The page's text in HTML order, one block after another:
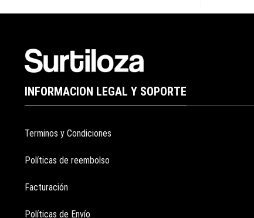
INFORMACION LEGAL Y SOPORTE
Terminos y Condiciones
Políticas de reembolso
Facturación
Políticas de Envío